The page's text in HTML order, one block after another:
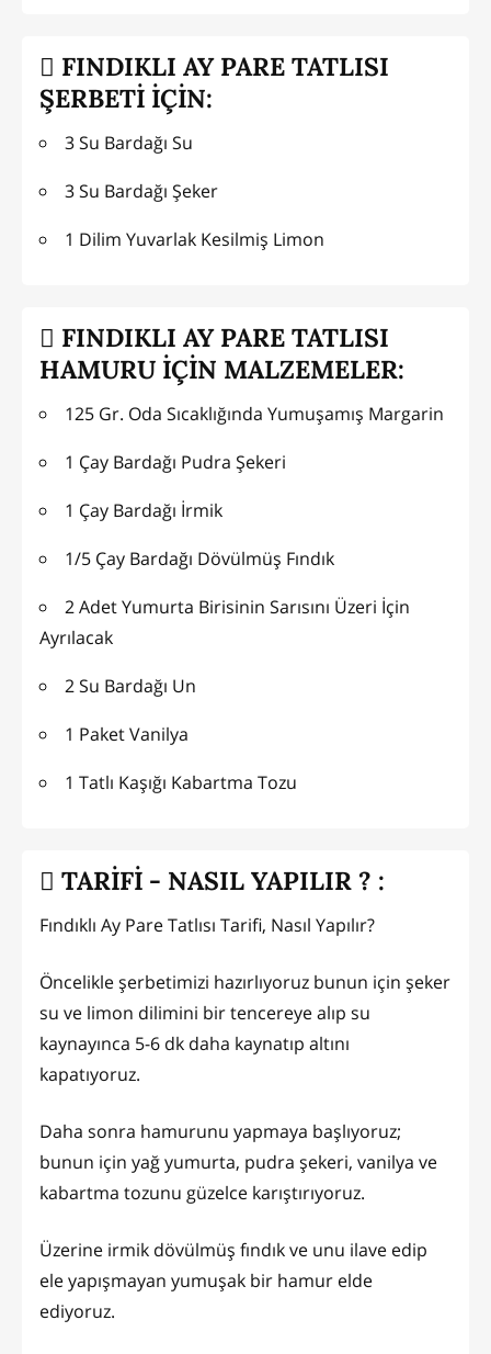
FINDIKLI AY PARE TATLISI
ŞERBETİ İÇİN:
3 Su Bardağı Su
3 Su Bardağı Şeker
1 Dilim Yuvarlak Kesilmiş Limon
FINDIKLI AY PARE TATLISI
HAMURU İÇİN MALZEMELER:
125 Gr. Oda Sıcaklığında Yumuşamış Margarin
1 Çay Bardağı Pudra Şekeri
1 Çay Bardağı İrmik
1/5 Çay Bardağı Dövülmüş Fındık
2 Adet Yumurta Birisinin Sarısını Üzeri İçin
Ayrılacak
2 Su Bardağı Un
1 Paket Vanilya
1 Tatlı Kaşığı Kabartma Tozu
TARİFİ - NASIL YAPILIR ? :
Fındıklı Ay Pare Tatlısı Tarifi, Nasıl Yapılır?
Öncelikle şerbetimizi hazırlıyoruz bunun için şeker
su ve limon dilimini bir tencereye alıp su
kaynayınca 5-6 dk daha kaynatıp altını
kapatıyoruz.
Daha sonra hamurunu yapmaya başlıyoruz;
bunun için yağ yumurta, pudra şekeri, vanilya ve
kabartma tozunu güzelce karıştırıyoruz.
Üzerine irmik dövülmüş fındık ve unu ilave edip
ele yapışmayan yumuşak bir hamur elde
ediyoruz.